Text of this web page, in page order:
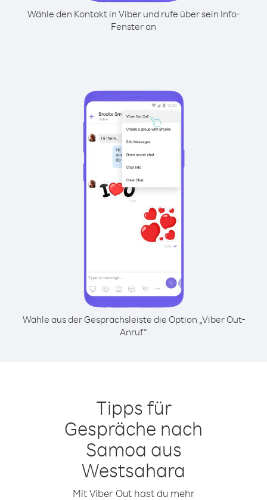
Wähle den Kontakt in Viber und rufe über sein Info-
Fenster an
Wähle aus der Gesprächsleiste die Option „Viber Out-
Anruf“
Tipps für
Gespräche nach
Samoa aus
Westsahara
Mit Viber Out hast du mehr